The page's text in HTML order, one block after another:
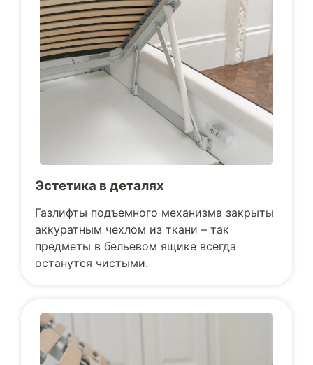
Эстетика в деталях
Газлифты подъемного механизма закрыты
аккуратным чехлом из ткани – так
предметы в бельевом ящике всегда
останутся чистыми.